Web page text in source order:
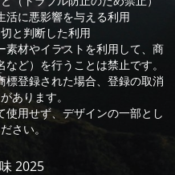
活に悪影響を与える利用
と判断した利用
材やイラストを利用して、商
ど）を行うことは禁止です。
登録された場合、登録の取消
あります。
用せず、デザインの一部とし
さい。
2025